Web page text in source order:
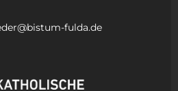
fulda.de